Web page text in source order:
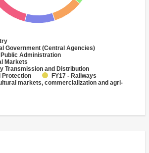
Government (Central Agencies)
Public Administration
Markets
Transmission and Distribution
Protection
FY17 - Railways
markets, commercialization and agri-